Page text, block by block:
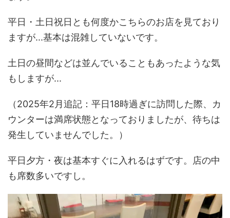
平日・土日祝日とも何度かこちらのお店を見ており
ますが...基本は混雑していないです。
土日の昼間などは並んでいることもあったような気
もしますが...
（2025年2月追記：平日18時過ぎに訪問した際、カ
ウンターは満席状態となっておりましたが、待ちは
発生していませんでした。）
平日夕方・夜は基本すぐに入れるはずです。店の中
も席数多いですし。